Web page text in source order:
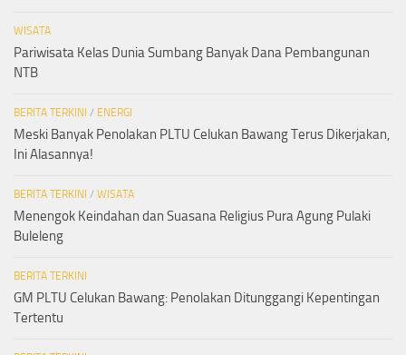
WISATA
Pariwisata Kelas Dunia Sumbang Banyak Dana Pembangunan
NTB
BERITA TERKINI / ENERGI
Meski Banyak Penolakan PLTU Celukan Bawang Terus Dikerjakan,
Ini Alasannya!
BERITA TERKINI / WISATA
Menengok Keindahan dan Suasana Religius Pura Agung Pulaki
Buleleng
BERITA TERKINI
GM PLTU Celukan Bawang: Penolakan Ditunggangi Kepentingan
Tertentu